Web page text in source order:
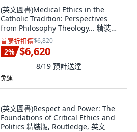
(英文圖書)Medical Ethics in the
Catholic Tradition: Perspectives
from Philosophy Theology... 精裝版,
Routledge, 英文
首購折扣價$6,820
2% $6,620
8/19 預計送達
免運
(英文圖書)Respect and Power: The
Foundations of Critical Ethics and
Politics 精裝版, Routledge, 英文